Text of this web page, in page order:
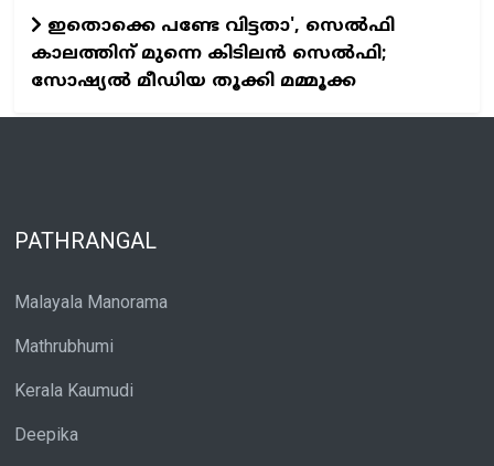
ഇതൊക്കെ പണ്ടേ വിട്ടതാ', സെല്‍ഫി
കാലത്തിന് മുന്നെ കിടിലന്‍ സെല്‍ഫി;
സോഷ്യല്‍ മീഡിയ തൂക്കി മമ്മൂക്ക
PATHRANGAL
Malayala Manorama
Mathrubhumi
Kerala Kaumudi
Deepika